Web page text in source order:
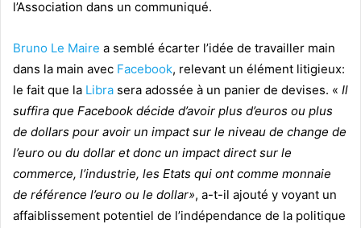
l’Association dans un communiqué.
Bruno Le Maire a semblé écarter l’idée de travailler main
dans la main avec Facebook, relevant un élément litigieux:
le fait que la Libra sera adossée à un panier de devises. « Il
suffira que Facebook décide d’avoir plus d’euros ou plus
de dollars pour avoir un impact sur le niveau de change de
l’euro ou du dollar et donc un impact direct sur le
commerce, l’industrie, les Etats qui ont comme monnaie
de référence l’euro ou le dollar», a-t-il ajouté y voyant un
affaiblissement potentiel de l’indépendance de la politique